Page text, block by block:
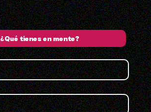
¿Qué tienes en mente?